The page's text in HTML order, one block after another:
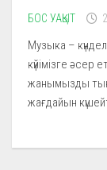
БОС УАҚЫТ
Музыка –
күйімізге
жанымызды
жағдайын